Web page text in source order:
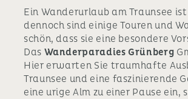
Ein Wanderurlaub am Traunsee
dennoch sind einige Touren und
schön, dass sie eine besondere
Das Wanderparadies Grünberg
Hier erwarten Sie traumhafte
Traunsee und eine faszinierende
eine urige Alm zu einer Pause ein,